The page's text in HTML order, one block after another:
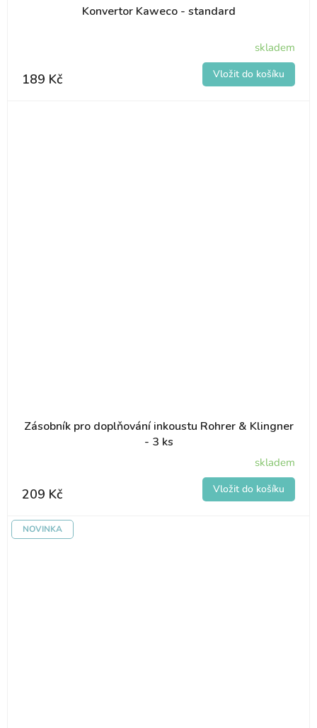
Konvertor Kaweco - standard
skladem
189 Kč
Zásobník pro doplňování inkoustu Rohrer & Klingner
- 3 ks
skladem
209 Kč
NOVINKA